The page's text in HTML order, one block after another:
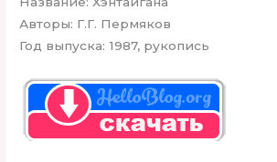
Авторы: Г.Г. Пермяков
Год выпуска: 1987, рукопись